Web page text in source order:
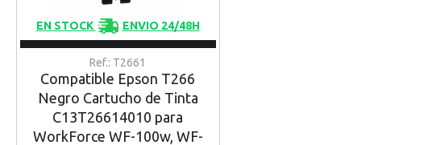
EN STOCK ENVIO 24/48H
Ref.: T2661
Compatible Epson T266
Negro Cartucho de Tinta
C13T26614010 para
WorkForce WF-100w, WF-